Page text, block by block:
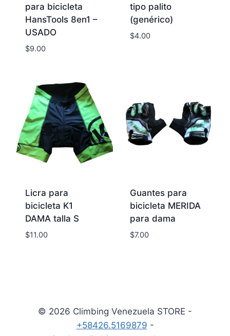
para bicicleta
HansTools 8en1 –
USADO
$9.00
tipo palito
(genérico)
$4.00
Licra para
bicicleta K1
DAMA talla S
$11.00
Guantes para
bicicleta MERIDA
para dama
$7.00
© 2026 Climbing Venezuela STORE -
+58426.5169879 -